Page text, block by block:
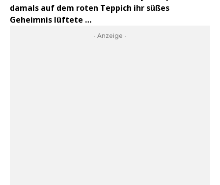
damals auf dem roten Teppich ihr süßes
Geheimnis lüftete …
- Anzeige -